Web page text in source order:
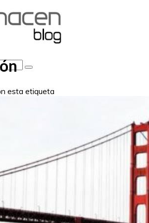
esta etiqueta